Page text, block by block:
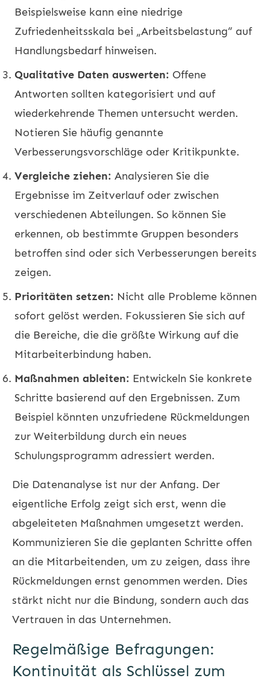
Beispielsweise kann eine niedrige
Zufriedenheitsskala bei „Arbeitsbelastung“ auf
Handlungsbedarf hinweisen.
Qualitative Daten auswerten: Offene
Antworten sollten kategorisiert und auf
wiederkehrende Themen untersucht werden.
Notieren Sie häufig genannte
Verbesserungsvorschläge oder Kritikpunkte.
Vergleiche ziehen: Analysieren Sie die
Ergebnisse im Zeitverlauf oder zwischen
verschiedenen Abteilungen. So können Sie
erkennen, ob bestimmte Gruppen besonders
betroffen sind oder sich Verbesserungen bereits
zeigen.
Prioritäten setzen: Nicht alle Probleme können
sofort gelöst werden. Fokussieren Sie sich auf
die Bereiche, die die größte Wirkung auf die
Mitarbeiterbindung haben.
Maßnahmen ableiten: Entwickeln Sie konkrete
Schritte basierend auf den Ergebnissen. Zum
Beispiel könnten unzufriedene Rückmeldungen
zur Weiterbildung durch ein neues
Schulungsprogramm adressiert werden.
Die Datenanalyse ist nur der Anfang. Der
eigentliche Erfolg zeigt sich erst, wenn die
abgeleiteten Maßnahmen umgesetzt werden.
Kommunizieren Sie die geplanten Schritte offen
an die Mitarbeitenden, um zu zeigen, dass ihre
Rückmeldungen ernst genommen werden. Dies
stärkt nicht nur die Bindung, sondern auch das
Vertrauen in das Unternehmen.
Regelmäßige Befragungen:
Kontinuität als Schlüssel zum